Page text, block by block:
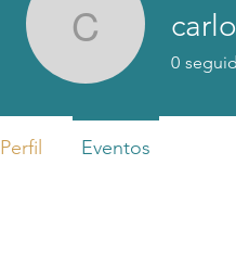
0
Perfil Eventos